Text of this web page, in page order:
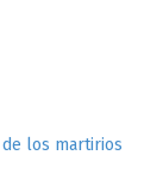
los martirios